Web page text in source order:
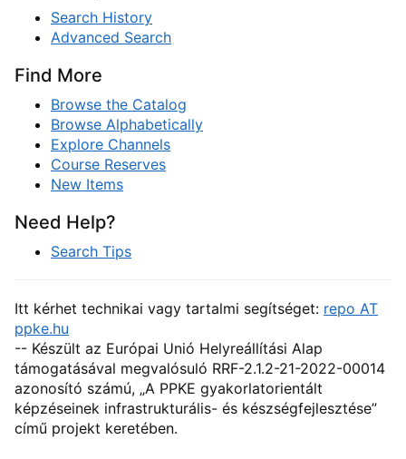
Search History
Advanced Search
Find More
Browse the Catalog
Browse Alphabetically
Explore Channels
Course Reserves
New Items
Need Help?
Search Tips
Itt kérhet technikai vagy tartalmi segítséget: repo AT
ppke.hu
-- Készült az Európai Unió Helyreállítási Alap
támogatásával megvalósuló RRF-2.1.2-21-2022-00014
azonosító számú, „A PPKE gyakorlatorientált
képzéseinek infrastrukturális- és készségfejlesztése”
című projekt keretében.